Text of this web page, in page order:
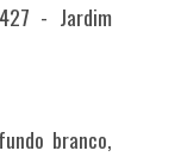
- Jardim
branco,